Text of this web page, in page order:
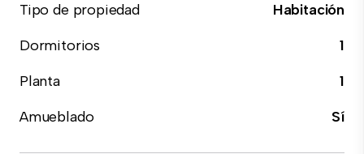
Tipo de propiedad
Habitación
Dormitorios
1
Planta
1
Amueblado
Sí